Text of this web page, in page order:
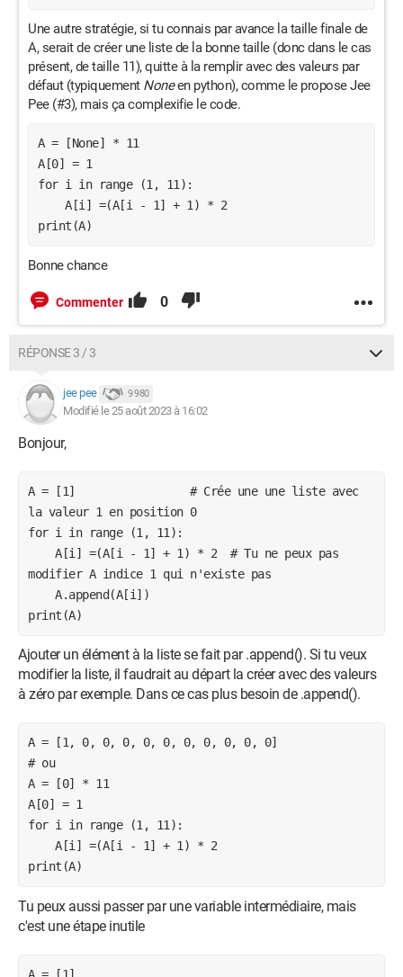
Une autre stratégie, si tu connais par avance la taille finale de
A, serait de créer une liste de la bonne taille (donc dans le cas
présent, de taille 11), quitte à la remplir avec des valeurs par
défaut (typiquement Noneen python), comme le propose Jee
Pee (#3), mais ça complexifie le code.
A = [None] * 11
A[0] = 1
for i in range (1, 11):
print(A)
Bonne chance
Commenter 0
RÉPONSE 3 / 3
jee pee 9 980
Modifié le 25 août 2023 à 16:02
Bonjour,
A = [1]                 # Crée une une liste avec
la valeur 1 en position 0
for i in range (1, 11):
modifier A indice 1 qui n'existe pas
print(A)
Ajouter un élément à la liste se fait par .append(). Si tu veux
modifier la liste, il faudrait au départ la créer avec des valeurs
à zéro par exemple. Dans ce cas plus besoin de .append().
A = [1, 0, 0, 0, 0, 0, 0, 0, 0, 0, 0]
# ou
A = [0] * 11
A[0] = 1
for i in range (1, 11):
print(A)
Tu peux aussi passer par une variable intermédiaire, mais
c'est une étape inutile